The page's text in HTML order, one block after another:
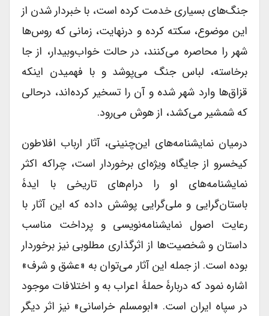
جنگ‌های بسیاری خدمت کرده است، با خبردار شدن از
این موضوع، سکته کرده و درنهایت، زمانی که روس‌ها
شهر را محاصره می‌کنند، در حالت خواب‌وبیدار، از جا
برخاسته، لباس جنگ می‌پوشد و با فهمیدن اینکه
قزاق‌ها وارد شهر شده و آن را تسخیر کرده‌اند، درحالی
که شمشیر می‌کشد، از هوش می‌رود.
درمیان نمایشنامه‌های این‌چنینی، آثار ارباب افلاطون
کیخسرو از جایگاه ویژه‌ای برخوردار است، چراکه اکثر
نمایشنامه‌های او را درام‌های تاریخی با ایدۀ
باستان‌گرایی و ملی‌گرایی پوشش داده که این آثار با
رعایت اصول نمایشنامه‌نویسی و پرداخت مناسب
داستان و شخصیت‌ها از اثرگذاری مطلوبی نیز برخوردار
بوده است. از جمله این آثار می‌توان به «عشق و شرف»
اشاره نمود که دربارۀ حملۀ اعراب به و اختلافات موجود
در سپاه ایران است. «ابومسلم خراسانی» نیز اثر دیگر